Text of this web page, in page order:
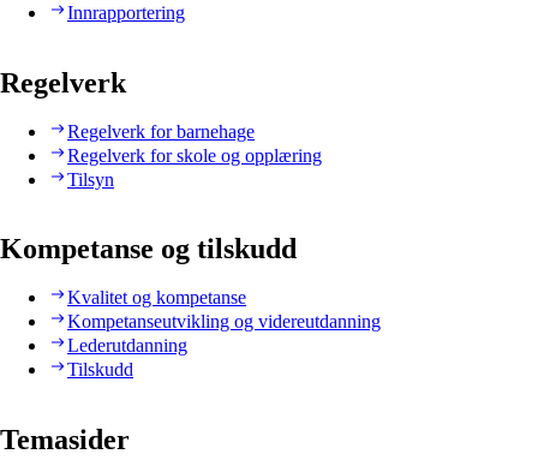
Innrapportering
Regelverk
Regelverk for barnehage
Regelverk for skole og opplæring
Tilsyn
Kompetanse og tilskudd
Kvalitet og kompetanse
Kompetanseutvikling og videreutdanning
Lederutdanning
Tilskudd
Temasider